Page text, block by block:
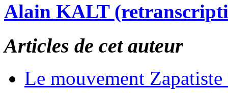
Alain KALT
Articles de cet auteur
Le mouvement